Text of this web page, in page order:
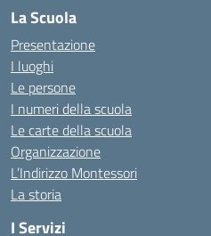
La Scuola
Presentazione
I luoghi
Le persone
I numeri della scuola
Le carte della scuola
Organizzazione
L’Indirizzo Montessori
La storia
I Servizi